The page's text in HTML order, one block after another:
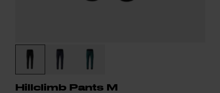
Hillclimb Pants M